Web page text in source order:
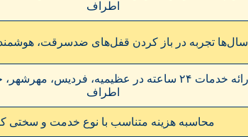
اطراف
سال‌ها تجربه در باز کردن قفل‌های ضدسرقت،
ارائه خدمات ۲۴ ساعته در عظیمیه، فردیس،
اطراف
محاسبه هزینه متناسب با نوع خدمت و سختی